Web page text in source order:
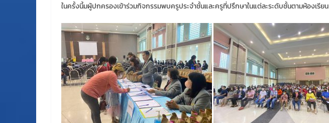
ในครั้งนี้มผู้ปกครองเข้าร่วมกิจกรรมพบครูประจำชั้นและครูที่ปรึกษาในแต่ละระดับชั้นตามห้องเรียน